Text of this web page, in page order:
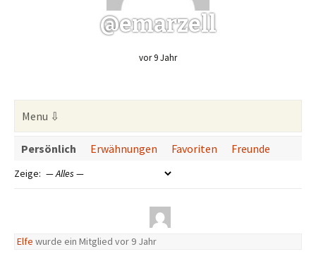
@emarzell
vor 9 Jahr
Persönlich Erwähnungen Favoriten Freunde
Zeige:
Elfe wurde ein Mitglied vor 9 Jahr